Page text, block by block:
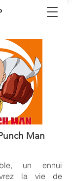
Man
un ennui
la vie de